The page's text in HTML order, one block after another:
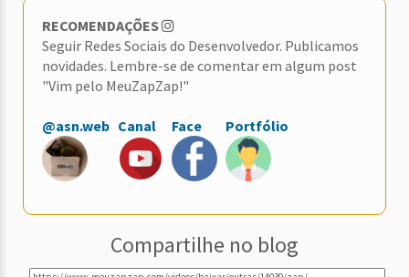
RECOMENDAÇÕES
Seguir Redes Sociais do Desenvolvedor. Publicamos
novidades. Lembre-se de comentar em algum post
"Vim pelo MeuZapZap!"
@asn.web Canal Face Portfólio
Compartilhe no blog